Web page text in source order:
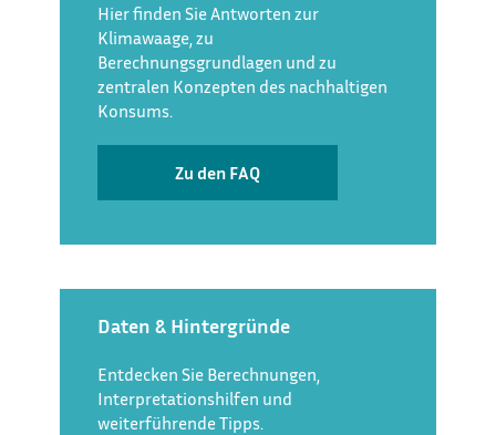
Hier finden Sie Antworten zur
Klimawaage, zu
Berechnungsgrundlagen und zu
zentralen Konzepten des nachhaltigen
Konsums.
Zu den FAQ
Daten & Hintergründe
Entdecken Sie Berechnungen,
Interpretationshilfen und
weiterführende Tipps.